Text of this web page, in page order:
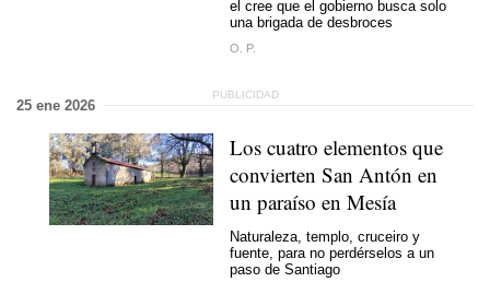
el cree que el gobierno busca solo
una brigada de desbroces
O. P.
25 ene 2026
Los cuatro elementos que
convierten San Antón en
un paraíso en Mesía
Naturaleza, templo, cruceiro y
fuente, para no perdérselos a un
paso de Santiago